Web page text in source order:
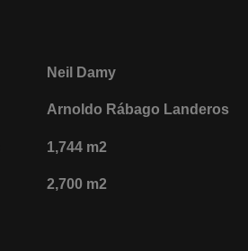
Neil Damy
Arnoldo Rábago Landeros
1,744 m2
2,700 m2